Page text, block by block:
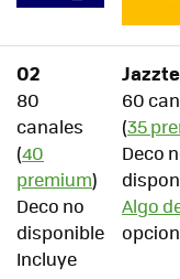
O2
80
canales
(40
premium)
Deco no
disponible
Incluye
60
(35
Deco
Algo